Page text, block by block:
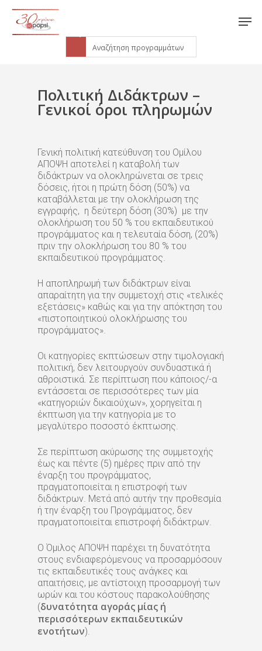
Πολιτική Διδάκτρων –
Γενικοί όροι πληρωμών
Γενική πολιτική κατεύθυνση του Ομίλου
ΑΠΟΨΗ αποτελεί η καταβολή των
διδάκτρων να ολοκληρώνεται σε τρεις
δόσεις, ήτοι η πρώτη δόση (50%) να
καταβάλλεται με την ολοκλήρωση της
εγγραφής, η δεύτερη δόση (30%) με την
ολοκλήρωση του 50 % του εκπαιδευτικού
προγράμματος και η τελευταία δόση, (20%)
πριν την ολοκλήρωση του 80 % του
εκπαιδευτικού προγράμματος.
Η αποπληρωμή των διδάκτρων είναι
απαραίτητη για την συμμετοχή στις «τελικές
εξετάσεις» καθώς και για την απόκτηση του
«πιστοποιητικού ολοκλήρωσης του
προγράμματος».
Οι κατηγορίες εκπτώσεων στην τιμολογιακή
πολιτική, δεν λειτουργούν συνδυαστικά ή
αθροιστικά. Σε περίπτωση που κάποιος/-α
εντάσσεται σε περισσότερες των μία
«κατηγοριών δικαιούχων», χορηγείται η
έκπτωση για την κατηγορία με το
μεγαλύτερο ποσοστό έκπτωσης.
Σε περίπτωση ακύρωσης της συμμετοχής
έως και πέντε (5) ημέρες πριν από την
έναρξη του προγράμματος,
πραγματοποιείται η επιστροφή των
διδάκτρων. Μετά από αυτήν την προθεσμία
ή την έναρξη του Προγράμματος, δεν
πραγματοποιείται επιστροφή διδάκτρων.
Ο Όμιλος ΑΠΟΨΗ παρέχει τη δυνατότητα
στους ενδιαφερόμενους να προσαρμόσουν
τις εκπαιδευτικές τους ανάγκες και
απαιτήσεις, με αντίστοιχη προσαρμογή των
ωρών και του κόστους παρακολούθησης
(δυνατότητα αγοράς μίας ή
περισσότερων εκπαιδευτικών
ενοτήτων).